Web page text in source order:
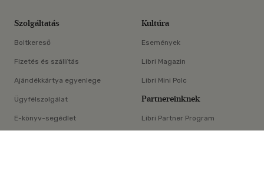
×
Szolgáltatás
Boltkereső
Fizetés és szállítás
Ajándékkártya egyenlege
Ügyfélszolgálat
E-könyv-segédlet
Kultúra
Események
Libri Magazin
Libri Mini Polc
Partnereinknek
Libri Partner Program